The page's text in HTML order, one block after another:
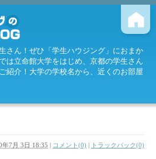
さん！ぜひ「学生ハウジング」におまか
は立命館大学をはじめ、京都の学生さん
紹介！大学の学校名から、近くのお部屋
年7月 3日 18:35 | コメント(0) | トラックバック(0)